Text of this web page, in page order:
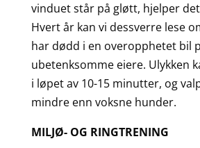
vinduet står på gløtt, hjelper
Hvert år kan vi dessverre lese
har dødd i en overopphetet bil
ubetenksomme eiere. Ulykken
i løpet av 10-15 minutter, og
mindre enn voksne hunder.
MILJØ- OG RINGTRENING